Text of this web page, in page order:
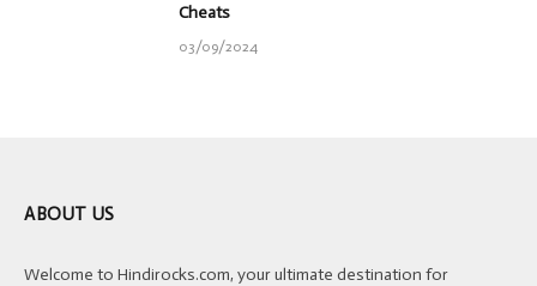
Cheats
03/09/2024
ABOUT US
Welcome to Hindirocks.com, your ultimate destination for